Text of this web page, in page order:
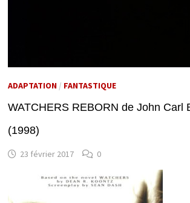
ADAPTATION/ FANTASTIQUE
WATCHERS REBORN de John Carl
(1998)
23 février 2017 0